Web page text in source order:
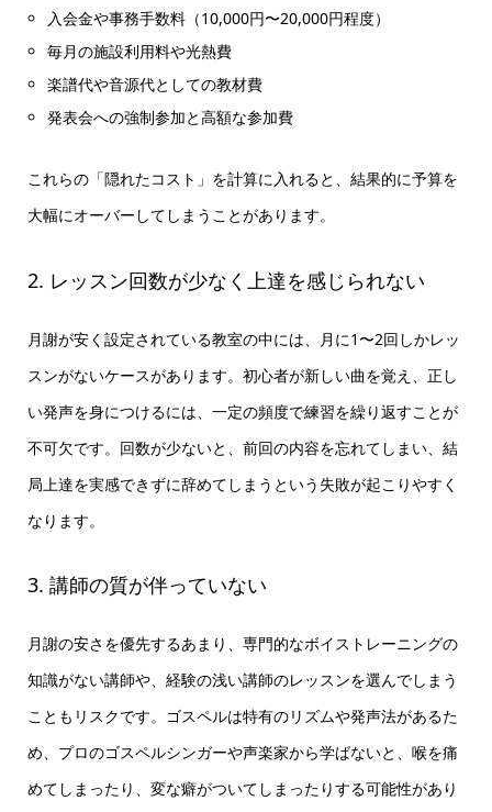
入会金や事務手数料（10,000円〜20,000円程度）
毎月の施設利用料や光熱費
楽譜代や音源代としての教材費
発表会への強制参加と高額な参加費
これらの「隠れたコスト」を計算に入れると、結果的に予算を
大幅にオーバーしてしまうことがあります。
2. レッスン回数が少なく上達を感じられない
月謝が安く設定されている教室の中には、月に1〜2回しかレッ
スンがないケースがあります。初心者が新しい曲を覚え、正し
い発声を身につけるには、一定の頻度で練習を繰り返すことが
不可欠です。回数が少ないと、前回の内容を忘れてしまい、結
局上達を実感できずに辞めてしまうという失敗が起こりやすく
なります。
3. 講師の質が伴っていない
月謝の安さを優先するあまり、専門的なボイストレーニングの
知識がない講師や、経験の浅い講師のレッスンを選んでしまう
こともリスクです。ゴスペルは特有のリズムや発声法があるた
め、プロのゴスペルシンガーや声楽家から学ばないと、喉を痛
めてしまったり、変な癖がついてしまったりする可能性があり